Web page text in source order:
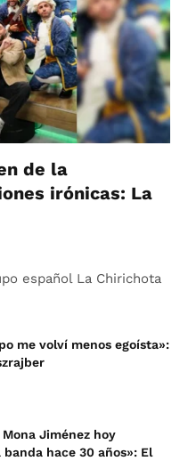
de la
irónicas: La
español La Chirichota
me volví menos egoísta»:
Jiménez hoy
hace 30 años»: El